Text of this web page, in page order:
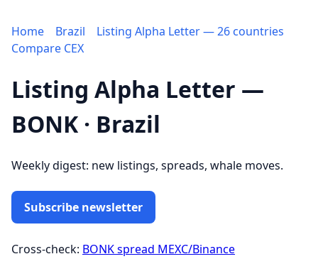
Home Brazil
Listing Alpha Letter — 26 countries
Compare CEX
Listing Alpha Letter —
BONK · Brazil
Weekly digest: new listings, spreads, whale moves.
Subscribe newsletter
Cross-check: BONK spread MEXC/Binance